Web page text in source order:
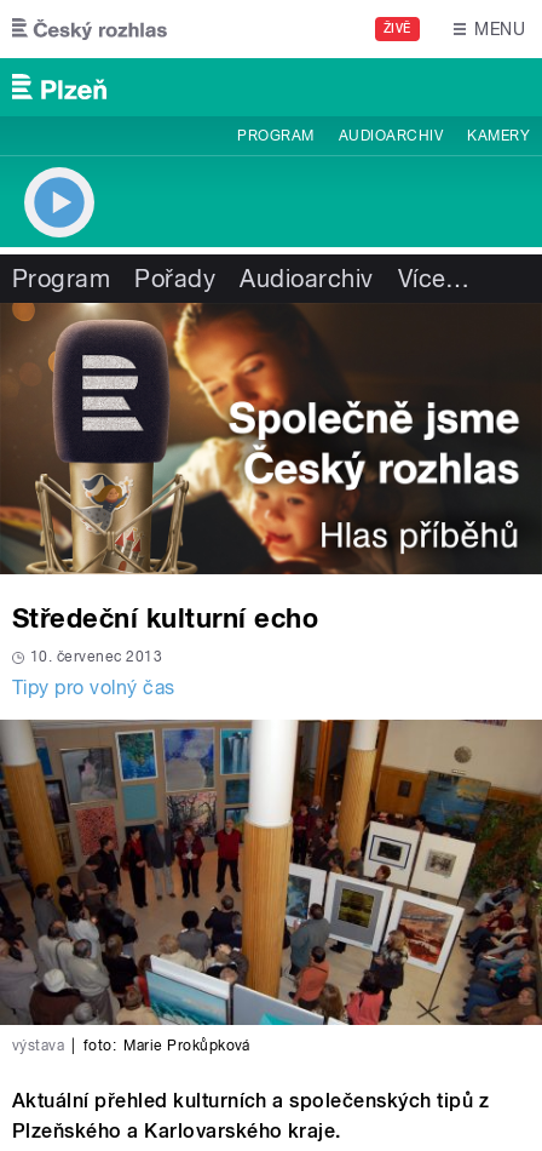
Přejít k hlavnímu obsahu
ŽIVĚ MENU
PROGRAM AUDIOARCHIV KAMERY
Program Pořady Audioarchiv Více…
Středeční kulturní echo
10. červenec 2013
Tipy pro volný čas
výstava foto: Marie Prokůpková
Aktuální přehled kulturních a společenských tipů z
Plzeňského a Karlovarského kraje.